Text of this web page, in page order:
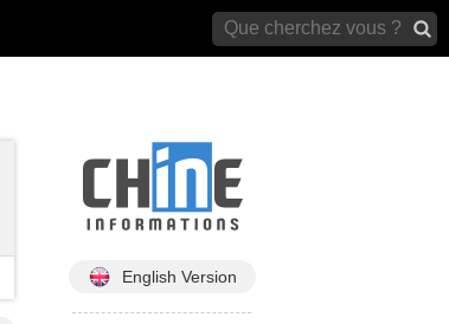
English Version